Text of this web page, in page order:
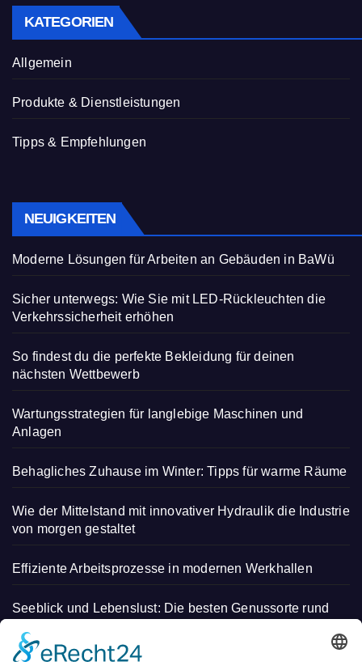
KATEGORIEN
Allgemein
Produkte & Dienstleistungen
Tipps & Empfehlungen
NEUIGKEITEN
Moderne Lösungen für Arbeiten an Gebäuden in BaWü
Sicher unterwegs: Wie Sie mit LED-Rückleuchten die
Verkehrssicherheit erhöhen
So findest du die perfekte Bekleidung für deinen
nächsten Wettbewerb
Wartungsstrategien für langlebige Maschinen und
Anlagen
Behagliches Zuhause im Winter: Tipps für warme Räume
Wie der Mittelstand mit innovativer Hydraulik die Industrie
von morgen gestaltet
Effiziente Arbeitsprozesse in modernen Werkhallen
Seeblick und Lebenslust: Die besten Genussorte rund
Tipps für mehr Balance im täglichen Leben